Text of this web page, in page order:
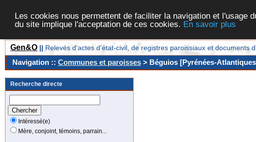
Les cookies nous permettent de faciliter la navigation et l'usage
du site implique l'acceptation de ces cookies. En savoir plus
Gen&O || Relevés d'actes d'état-civil, de registres paroissiaux et documents
Navigation :: Communes et paroisses > Béguios [Pyrénées-
Recherche directe
Intéressé(e)
Mère, conjoint, témoins, parrain...